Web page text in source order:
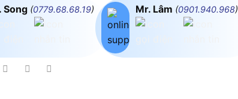
Song (0779.68.68.19) Mr. Lâm (0901.940.968)